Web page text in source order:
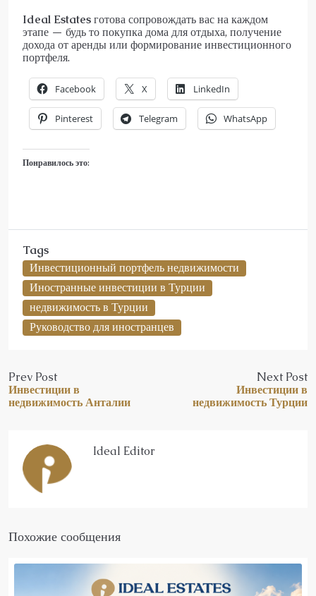
Ideal Estatesготова сопровождать вас на каждом
этапе — будь то покупка дома для отдыха, получение
дохода от аренды или формирование инвестиционного
портфеля.
Facebook X LinkedIn
Pinterest Telegram WhatsApp
Понравилось это:
Tags
Инвестиционный портфель недвижимости
Иностранные инвестиции в Турции
недвижимость в Турции
Руководство для иностранцев
Prev Post
Инвестиции в
недвижимость Анталии
Next Post
Инвестиции в
недвижимость Турции
Ideal Editor
Похожие сообщения